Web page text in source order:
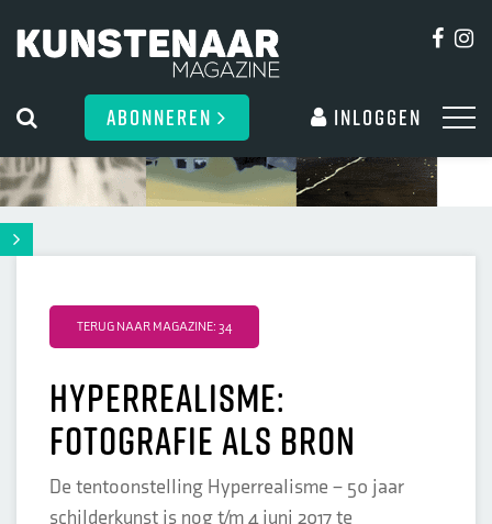
ABONNEREN Inloggen
TERUG NAAR MAGAZINE: 34
hyperrealisme:
fotografie als bron
De tentoonstelling Hyperrealisme – 50 jaar
schilderkunst is nog t/m 4 juni 2017 te